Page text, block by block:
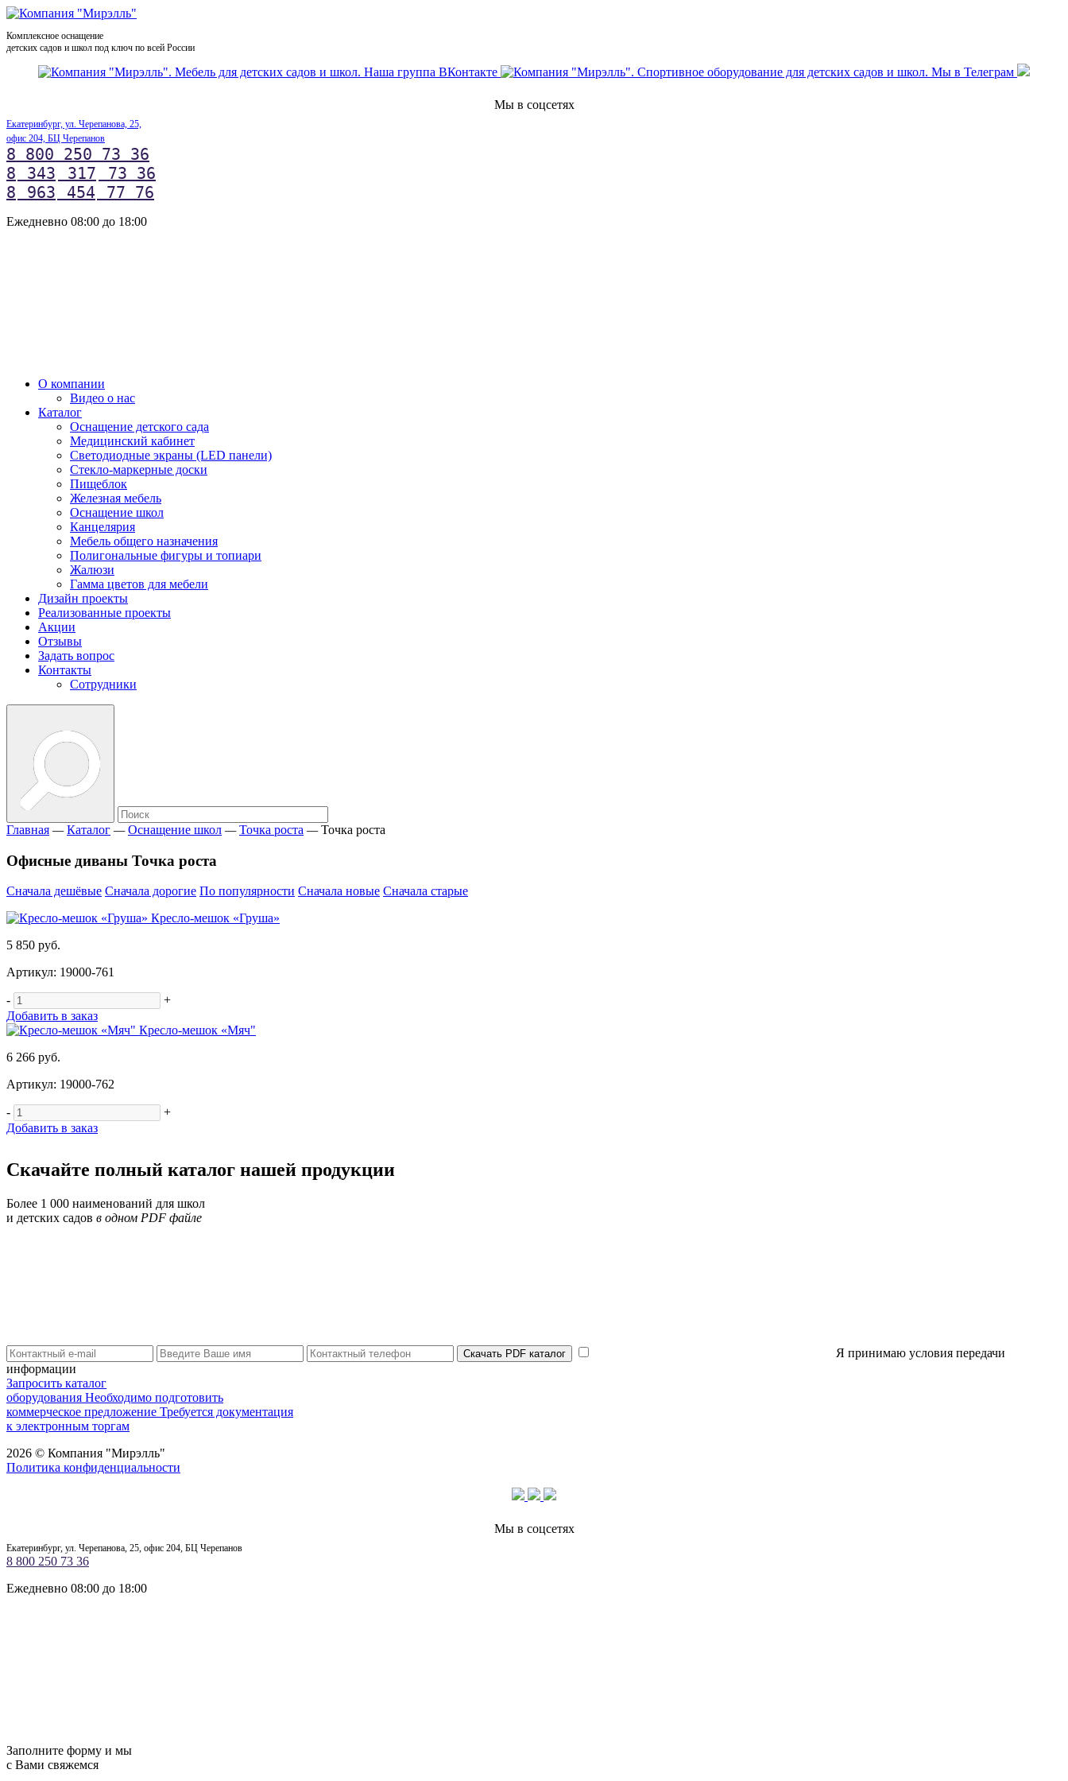
Комплексное оснащение
детских садов и школ под ключ по всей России
Мы в соцсетях
Екатеринбург, ул. Черепанова, 25,
офис 204, БЦ Черепанов
8 800 250 73 36
8
343 317
73 36
8
963 454 77 76
Ежедневно 08:00 до 18:00
О компании
Видео о нас
Каталог
Оснащение детского сада
Медицинский кабинет
Светодиодные экраны (LED панели)
Стекло-маркерные доски
Пищеблок
Железная мебель
Оснащение школ
Канцелярия
Мебель общего назначения
Полигональные фигуры и топиари
Жалюзи
Гамма цветов для мебели
Дизайн проекты
Реализованные проекты
Акции
Отзывы
Задать вопрос
Контакты
Сотрудники
Главная —Каталог —Оснащение школ —Точка роста —Точка роста
Офисные диваны Точка роста
Сначала дешёвые Сначала дорогие По популярности Сначала новые Сначала старые
Кресло-мешок «Груша»
5 850 руб.
Артикул: 19000-761
-
+
Добавить в заказ
Кресло-мешок «Мяч"
6 266 руб.
Артикул: 19000-762
-
+
Добавить в заказ
Скачайте полный каталог нашей продукции
Более 1 000 наименований для школ
и детских садов в одном PDF файле
Скачать PDF каталог
Я принимаю условия передачи
информации
Запросить каталог
оборудования Необходимо подготовить
коммерческое предложение Требуется документация
к электронным торгам
2026 © Компания "Мирэлль"
Политика конфиденциальности
Мы в соцсетях
Екатеринбург, ул. Черепанова, 25, офис 204, БЦ Черепанов
8 800 250 73 36
Ежедневно 08:00 до 18:00
Заполните форму и мы
с Вами свяжемся